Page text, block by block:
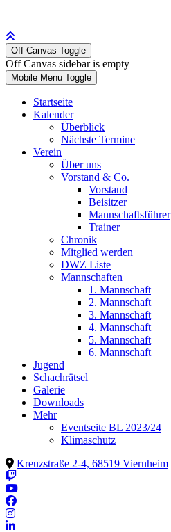
Off-Canvas Toggle
Off Canvas sidebar is empty
Mobile Menu Toggle
Startseite
Kalender
Überblick
Nächste Termine
Verein
Über uns
Vorstand & Co.
Vorstand
Beisitzer
Mannschaftsführer
Trainer
Chronik
Mitglied werden
DWZ Liste
Mannschaften
1. Mannschaft
2. Mannschaft
3. Mannschaft
4. Mannschaft
5. Mannschaft
6. Mannschaft
Jugend
Schachrätsel
Galerie
Downloads
Mehr
Eventseite BL 2023/24
Klimaschutz
Kreuzstraße 2-4, 68519 Viernheim